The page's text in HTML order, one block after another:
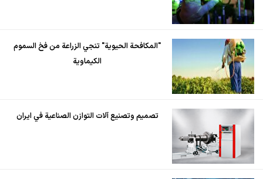
"المكافحة الحيوية" تنجي الزراعة من فخ السموم
الكيماوية
تصميم وتصنيع آلات التوازن الصناعية في ايران